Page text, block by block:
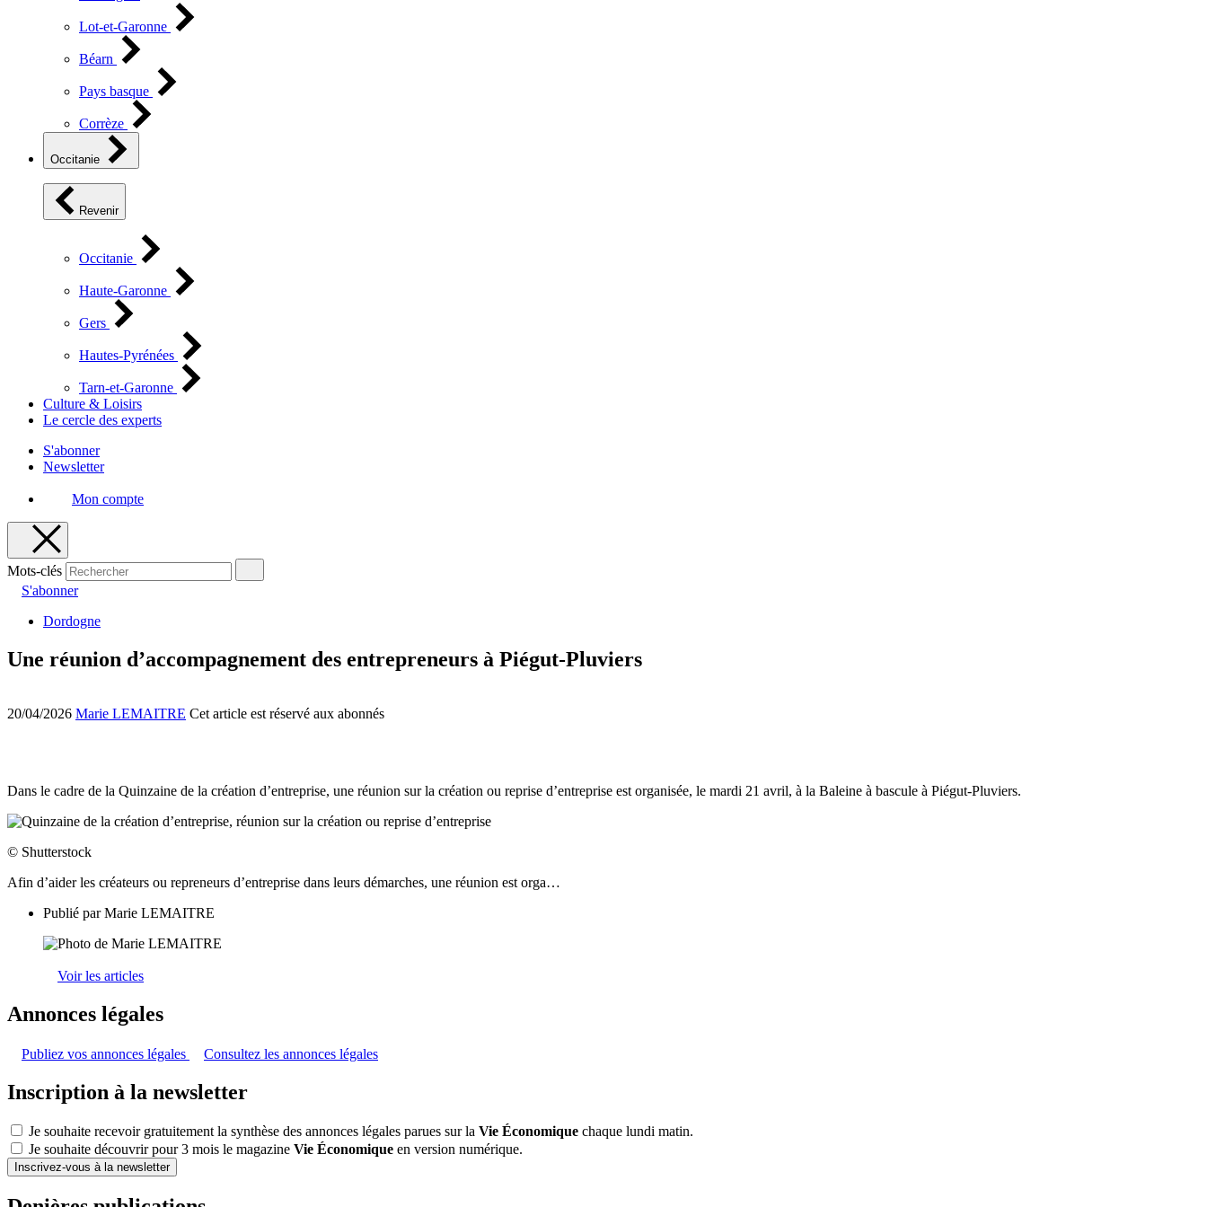
Lot-et-Garonne
Béarn
Pays basque
Corrèze
Occitanie
Revenir
Occitanie
Haute-Garonne
Gers
Hautes-Pyrénées
Tarn-et-Garonne
Culture & Loisirs
Le cercle des experts
S'abonner
Newsletter
Mon compte
Mots-clés
S'abonner
Dordogne
Une réunion d’accompagnement des entrepreneurs à Piégut-Pluviers
20/04/2026 Marie LEMAITRE Cet article est réservé aux abonnés
Dans le cadre de la Quinzaine de la création d’entreprise, une réunion sur la création ou reprise d’entreprise est organisée, le mardi 21 avril, à la Baleine à bascule à Piégut-Pluviers.
© Shutterstock
Afin d’aider les créateurs ou repreneurs d’entreprise dans leurs démarches, une réunion est orga…
Publié parMarie LEMAITRE
Voir les articles
Annonces légales
Publiez vos annonces légales Consultez les annonces légales
Inscription à la newsletter
Je souhaite recevoir gratuitement la synthèse des annonces légales parues sur la Vie Économique chaque lundi matin.
Je souhaite découvrir pour 3 mois le magazine Vie Économique en version numérique.
Inscrivez-vous à la newsletter